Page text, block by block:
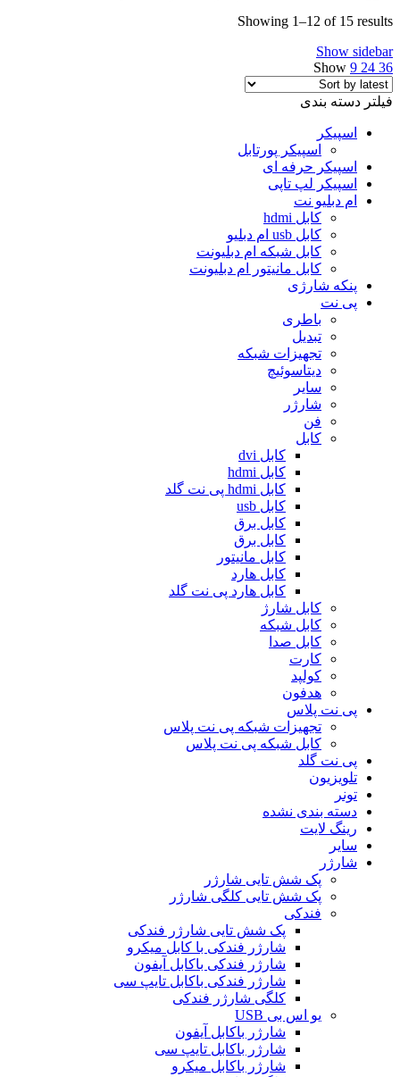
Showing 1–12 of 15 results
Show sidebar
Show 9 24 36
فیلتر دسته بندی
اسپیکر
اسپیکر پورتابل
اسپیکر حرفه ای
اسپیکر لپ تاپی
ام دبلیو نت
کابل hdmi
کابل usb ام دبلیو
کابل شبکه ام دبلیونت
کابل مانیتور ام دبلیونت
پنکه شارژی
پی نت
باطری
تبدیل
تجهیزات شبکه
دیتاسوئیچ
سایر
شارژر
فن
کابل
کابل dvi
کابل hdmi
کابل hdmi پی نت گلد
کابل usb
کابل برق
کابل برق
کابل مانیتور
کابل هارد
کابل هارد پی نت گلد
کابل شارژ
کابل شبکه
کابل صدا
کارت
کولپد
هدفون
پی نت پلاس
تجهیزات شبکه پی نت پلاس
کابل شبکه پی نت پلاس
پی نت گلد
تلویزیون
تونر
دسته بندی نشده
رینگ لایت
سایر
شارژر
پک شش تایی شارژر
پک شش تایی کلگی شارژر
فندکی
پک شش تایی شارژر فندکی
شارژر فندکی با کابل میکرو
شارژر فندکی باکابل آیفون
شارژر فندکی باکابل تایپ سی
کلگی شارژر فندکی
یو اس بی USB
شارژر باکابل آیفون
شارژر باکابل تایپ سی
شارژر باکابل میکرو